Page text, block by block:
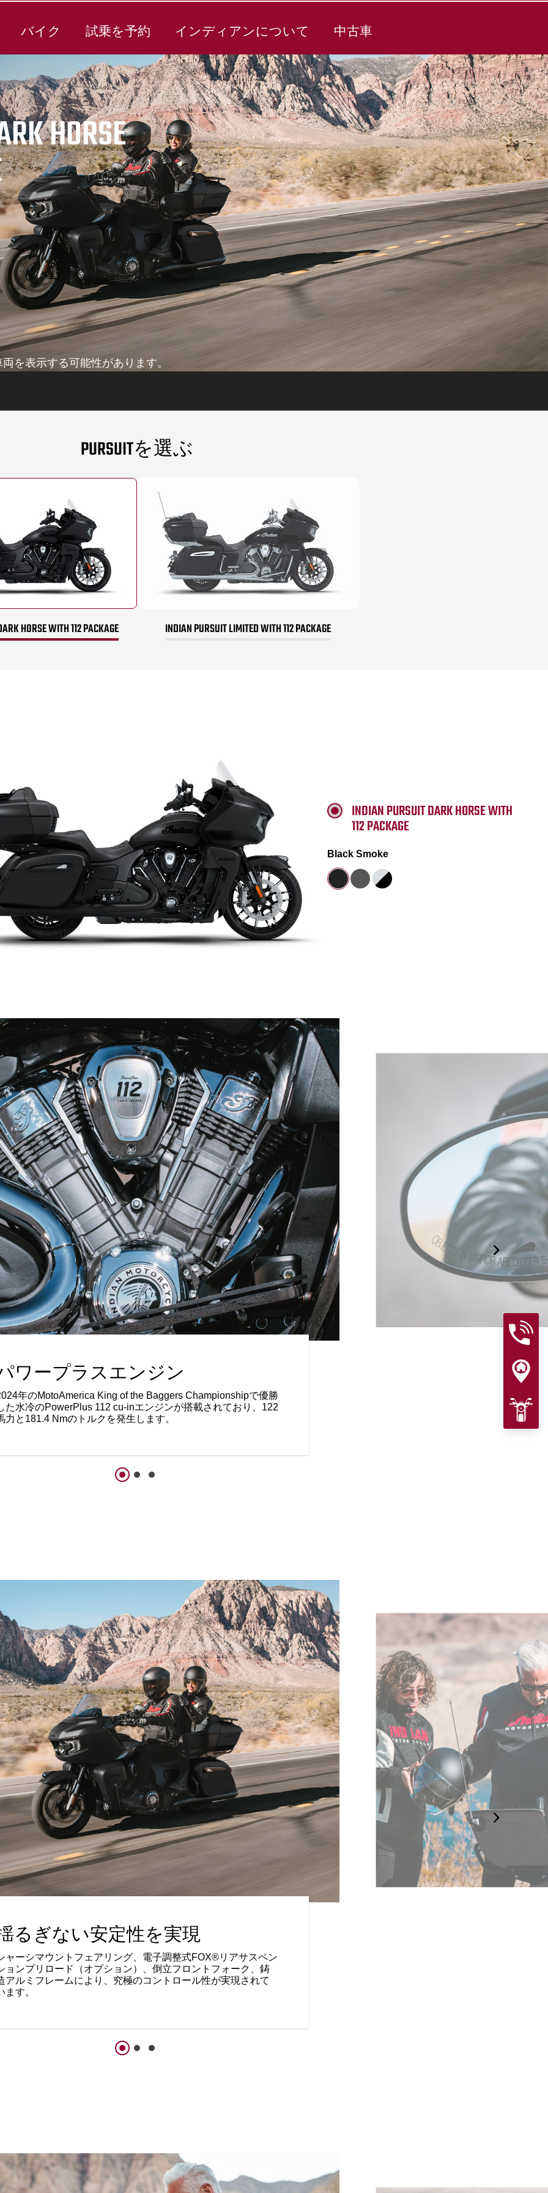
バイク 試乗を予約 インディアンについて 中古車
HORSE
を表示する可能性があります。
PURSUITを選ぶ
HORSE WITH 112 PACKAGE INDIAN PURSUIT LIMITED WITH 112 PACKAGE
INDIAN PURSUIT DARK HORSE WITH
112 PACKAGE
Black Smoke
ワープラスエンジン
年のMotoAmerica King of the Baggers Championshipで優勝
た水冷のPowerPlus 112 cu-inエンジンが搭載されており、122
力と181.4 Nmのトルクを発生します。
ライダーアシス
112 cu-in PowerPlusエンジン
ラインドスポットウォーニン
の先進的な機能が搭載されて
シーンでも危険回避と安全性
るぎない安定性を実現
ャーシマウントフェアリング、電子調整式FOX®リアサスペン
ョンプリロード（オプション）、倒立フロントフォーク、鋳
アルミフレームにより、究極のコントロール性が実現されて
ます。